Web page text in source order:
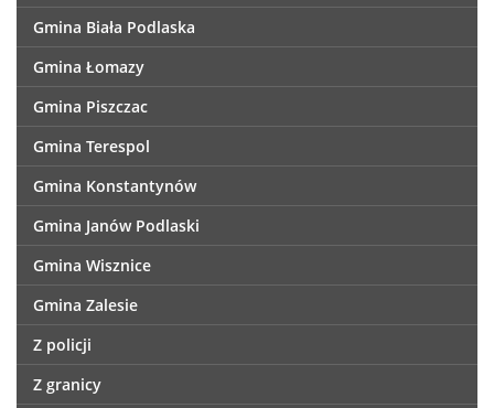
Gmina Biała Podlaska
Gmina Łomazy
Gmina Piszczac
Gmina Terespol
Gmina Konstantynów
Gmina Janów Podlaski
Gmina Wisznice
Gmina Zalesie
Z policji
Z granicy